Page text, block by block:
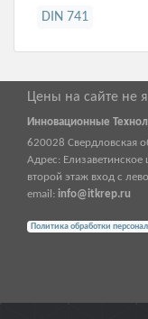
DIN 741
Цены на сайте не
Инновационные
620028 Свердловская
Адрес:
второй этаж вход с
email: info@itkrep.ru
Политика обработки